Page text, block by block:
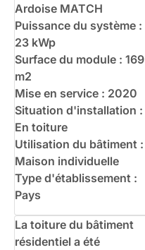
Ardoise MATCH
Puissance du système :
23 kWp
Surface du module : 169
m2
Mise en service : 2020
Situation d'installation :
En toiture
Utilisation du bâtiment :
Maison individuelle
Type d'établissement :
Pays
La toiture du bâtiment
résidentiel a été